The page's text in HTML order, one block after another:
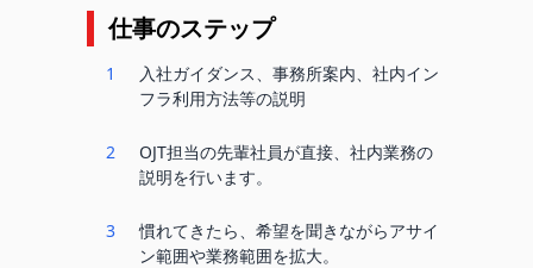
仕事のステップ
1
入社ガイダンス、事務所案内、社内イン
フラ利用方法等の説明
2
OJT担当の先輩社員が直接、社内業務の
説明を行います。
3
慣れてきたら、希望を聞きながらアサイ
ン範囲や業務範囲を拡大。